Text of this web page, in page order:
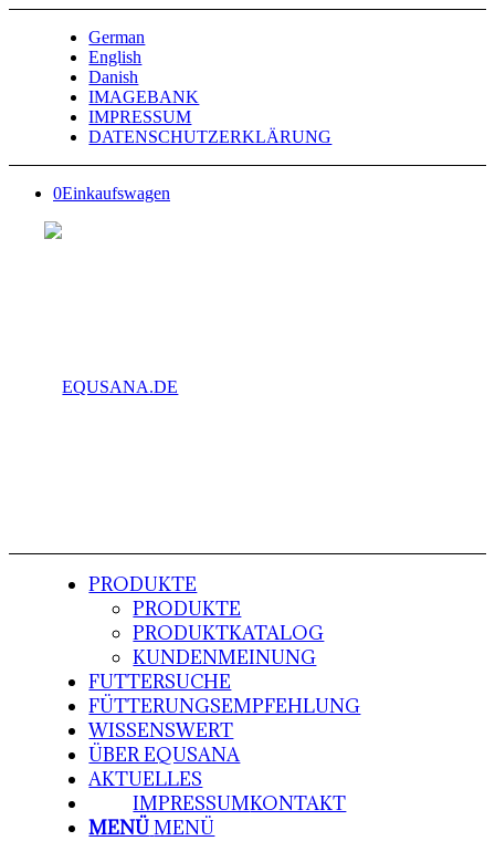
German
English
Danish
IMAGEBANK
IMPRESSUM
DATENSCHUTZERKLÄRUNG
0Einkaufswagen
PRODUKTE
PRODUKTE
PRODUKTKATALOG
KUNDENMEINUNG
FUTTERSUCHE
FÜTTERUNGSEMPFEHLUNG
WISSENSWERT
ÜBER EQUSANA
AKTUELLES
KONTAKT
IMPRESSUM
MENÜ MENÜ